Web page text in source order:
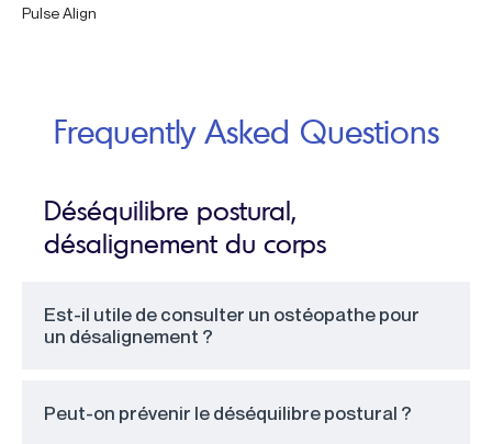
Pulse Align
Frequently Asked Questions
Déséquilibre postural,
désalignement du corps
Est-il utile de consulter un ostéopathe pour
un désalignement ?
Peut-on prévenir le déséquilibre postural ?